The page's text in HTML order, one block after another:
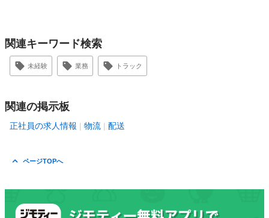
関連キーワード検索
未経験 業務 トラック
関連の掲示板
正社員の求人情報 物流 配送
ページTOPへ